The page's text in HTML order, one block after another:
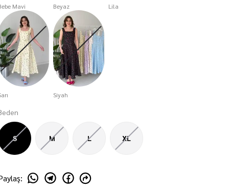
Mavi Beyaz Lila
Siyah
S M L XL
: